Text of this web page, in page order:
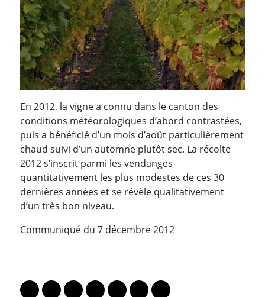
En 2012, la vigne a connu dans le canton des
conditions météorologiques d’abord contrastées,
puis a bénéficié d’un mois d’août particulièrement
chaud suivi d’un automne plutôt sec. La récolte
2012 s’inscrit parmi les vendanges
quantitativement les plus modestes de ces 30
dernières années et se révèle qualitativement
d’un très bon niveau.
Communiqué du 7 décembre 2012